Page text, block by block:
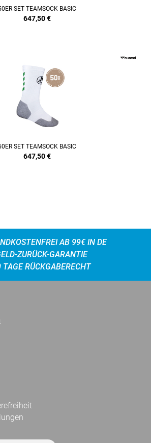
SET TEAMSOCK BASIC
647,50€
SET TEAMSOCK BASIC
647,50€
AB 99€ IN DE
ZURÜCK-GARANTIE
TAGE RÜCKGABERECHT